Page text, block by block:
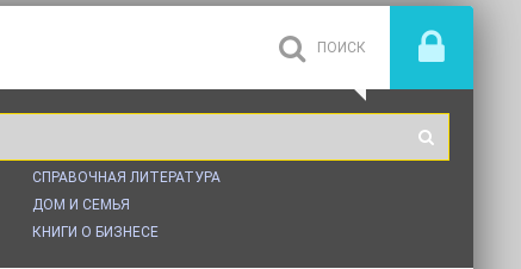
СПРАВОЧНАЯ ЛИТЕРАТУРА
ДОМ И СЕМЬЯ
КНИГИ О БИЗНЕСЕ